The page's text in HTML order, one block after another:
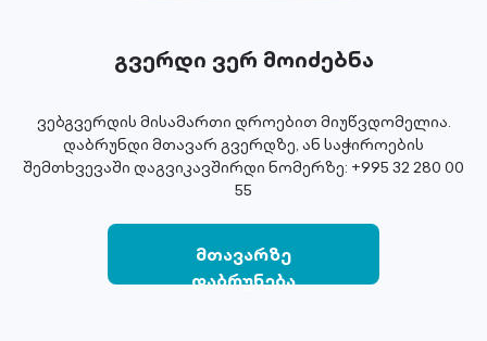
გვერდი ვერ მოიძებნა
ვებგვერდის მისამართი დროებით მიუწვდომელია.
დაბრუნდი მთავარ გვერდზე, ან საჭიროების
შემთხვევაში დაგვიკავშირდი ნომერზე: +995 32 280 00
55
მთავარზე
დაბრუნება